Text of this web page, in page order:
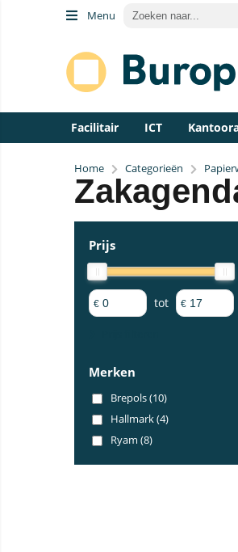
Menu
Facilitair ICT
Home Categorieën
Prijs
€ tot €
Merken
Brepols (10)
Hallmark (4)
Ryam (8)